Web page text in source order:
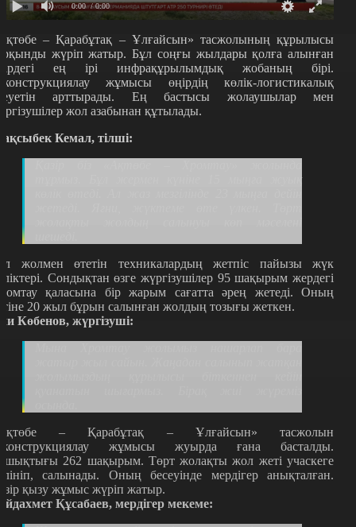
0:00 / 0:00
– Қарабұтақ – Ұлғайсын» тасжолының құрылысы
жүріп жатыр. Бұл соңғы жылдары қолға алынған
ең ірі инфрақұрылымдық жобаның бірі.
жұмысы өңірдің көлік-логистикалық
арттырады. Ең бастысы жолаушылар мен
жол азабынан құтылады.
Кемал, тілші:
жолмен өтетін техникалардың жетпіс пайызы жүк
Сондықтан өзге жүргізушілер 95 шақырым жердегі
қаласына бір жарым сағатта әрең жетеді. Оның
20 жыл бұрын салынған жолдың тозығы жеткен.
Көбенов, жүргізуші:
– Қарабұтақ – Ұлғайсын» тасжолын
жұмысы жуырда ғана басталды.
262 шақырым. Төрт жолақты жол жеті учаскеге
салынады. Оның бесеуінде мердігер анықталған.
қызу жұмыс жүріп жатыр.
ейдахмет Құсабаев, мердігер мекеме: